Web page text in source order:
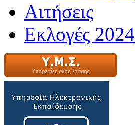
Αιτήσεις
Εκλογές 2024